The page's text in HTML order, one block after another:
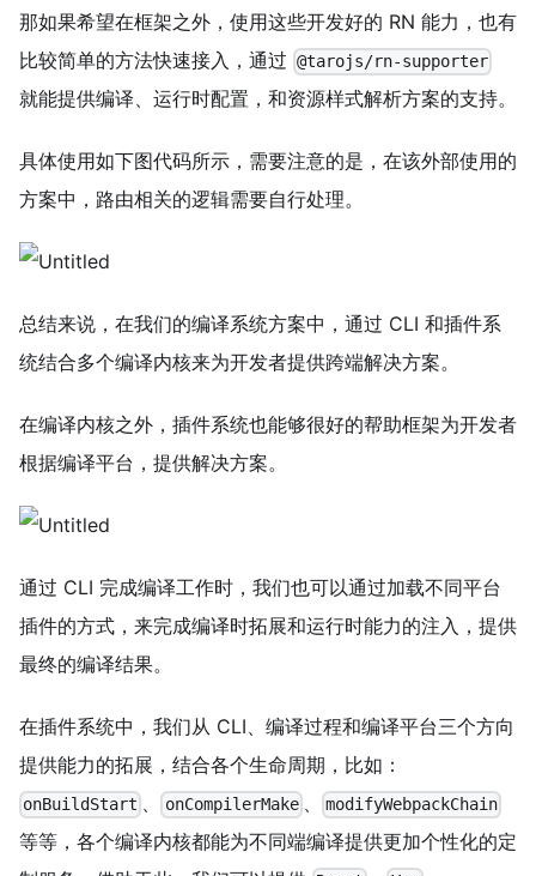
那如果希望在框架之外，使用这些开发好的 RN 能力，也有
比较简单的方法快速接入，通过 @tarojs/rn-supporter
就能提供编译、运行时配置，和资源样式解析方案的支持。
具体使用如下图代码所示，需要注意的是，在该外部使用的
方案中，路由相关的逻辑需要自行处理。
总结来说，在我们的编译系统方案中，通过 CLI 和插件系
统结合多个编译内核来为开发者提供跨端解决方案。
在编译内核之外，插件系统也能够很好的帮助框架为开发者
根据编译平台，提供解决方案。
通过 CLI 完成编译工作时，我们也可以通过加载不同平台
插件的方式，来完成编译时拓展和运行时能力的注入，提供
最终的编译结果。
在插件系统中，我们从 CLI、编译过程和编译平台三个方向
提供能力的拓展，结合各个生命周期，比如：
onBuildStart 、 onCompilerMake 、 modifyWebpackChain
等等，各个编译内核都能为不同端编译提供更加个性化的定